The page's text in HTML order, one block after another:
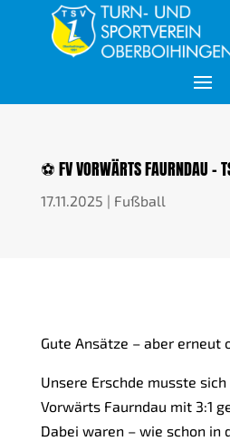
⚽ FV VORWÄRTS FAURNDAU –
17.11.2025 | Fußball
Gute Ansätze – aber erneut
Unsere Erschde musste
Vorwärts Faurndau mit 3:1
Dabei waren – wie schon in